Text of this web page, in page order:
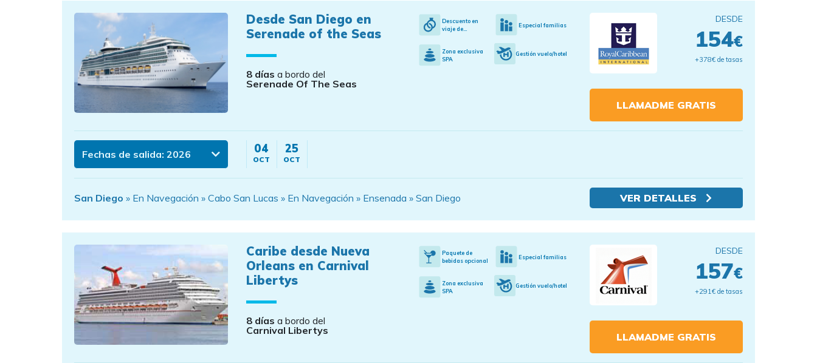
Desde San Diego en
Serenade of the Seas
8 días a bordo del
Serenade Of The Seas
Descuento en
viaje de...
Especial familias
Zona exclusiva
SPA
Gestión vuelo/hotel
DESDE
154€
+378€ de tasas
LLAMADME GRATIS
Fechas de salida: 2026 04
OCT
25
OCT
San Diego » En Navegación » Cabo San Lucas » En Navegación » Ensenada » San Diego VER DETALLES
Caribe desde Nueva
Orleans en Carnival
Libertys
8 días a bordo del
Carnival Libertys
Paquete de
bebidas opcional
Especial familias
Zona exclusiva
SPA
Gestión vuelo/hotel
DESDE
157€
+291€ de tasas
LLAMADME GRATIS